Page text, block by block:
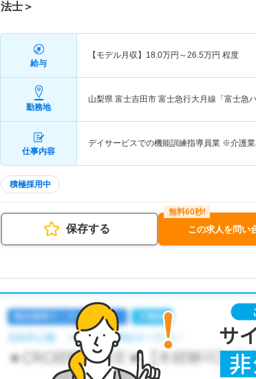
法士＞
給与
【モデル月収】 18.0万円～26.5万円 程度
勤務地
山梨県 富士吉田市 富士急行大月線「富士急
仕事内容
デイサービスでの機能訓練指導員業 ※介護
積極採用中
保存する この求人を問い